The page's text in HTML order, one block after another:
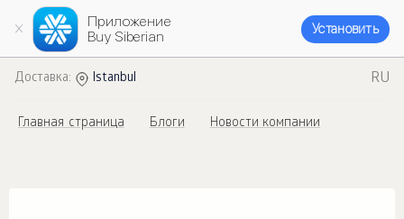
Приложение
Buy Siberian
Установить
Доставка: Istanbul RU
Главная страница Блоги Новости компании